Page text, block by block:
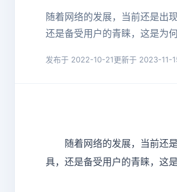
随着网络的发展，当前还是出
还是备受用户的青睐，这是为
发布于 2022-10-21更新于 2023-11-
随着网络的发展，当前还是
具，还是备受用户的青睐，这